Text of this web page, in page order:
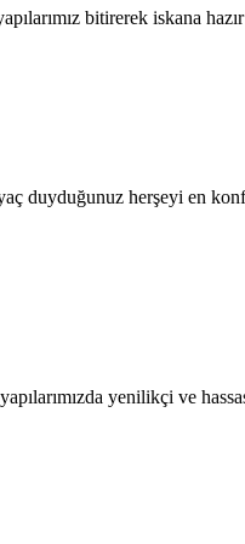
bitirerek iskana
duyduğunuz herşeyi en
yenilikçi ve